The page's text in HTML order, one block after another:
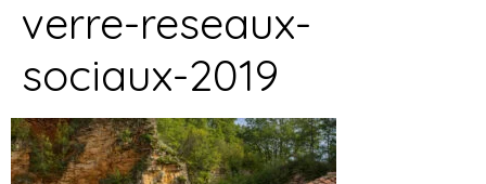
verre-reseaux-
sociaux-2019